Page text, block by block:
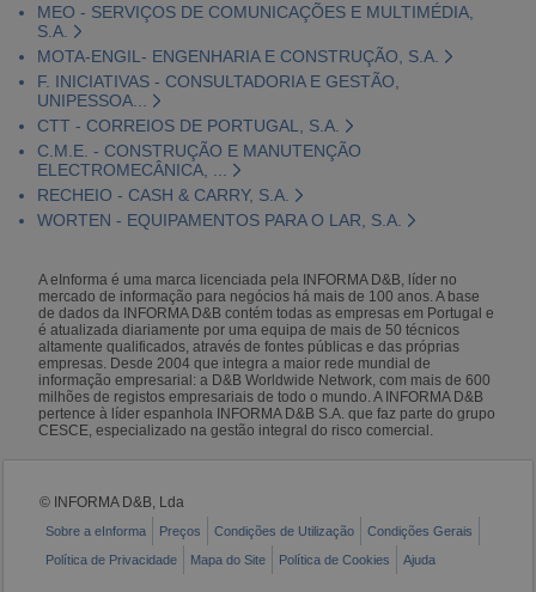
MEO - SERVIÇOS DE COMUNICAÇÕES E MULTIMÉDIA,
S.A.
MOTA-ENGIL- ENGENHARIA E CONSTRUÇÃO, S.A.
F. INICIATIVAS - CONSULTADORIA E GESTÃO,
UNIPESSOA...
CTT - CORREIOS DE PORTUGAL, S.A.
C.M.E. - CONSTRUÇÃO E MANUTENÇÃO
ELECTROMECÂNICA, ...
RECHEIO - CASH & CARRY, S.A.
WORTEN - EQUIPAMENTOS PARA O LAR, S.A.
A eInforma é uma marca licenciada pela INFORMA D&B, líder no
mercado de informação para negócios há mais de 100 anos. A base
de dados da INFORMA D&B contém todas as empresas em Portugal e
é atualizada diariamente por uma equipa de mais de 50 técnicos
altamente qualificados, através de fontes públicas e das próprias
empresas. Desde 2004 que integra a maior rede mundial de
informação empresarial: a D&B Worldwide Network, com mais de 600
milhões de registos empresariais de todo o mundo. A INFORMA D&B
pertence à líder espanhola INFORMA D&B S.A. que faz parte do grupo
CESCE, especializado na gestão integral do risco comercial.
© INFORMA D&B, Lda
Sobre a eInforma Preços Condições de Utilização
Condições Gerais
Política de Privacidade
Mapa do Site Política de Cookies Ajuda